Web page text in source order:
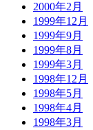
2000年2月
1999年12月
1999年9月
1999年8月
1999年3月
1998年12月
1998年5月
1998年4月
1998年3月